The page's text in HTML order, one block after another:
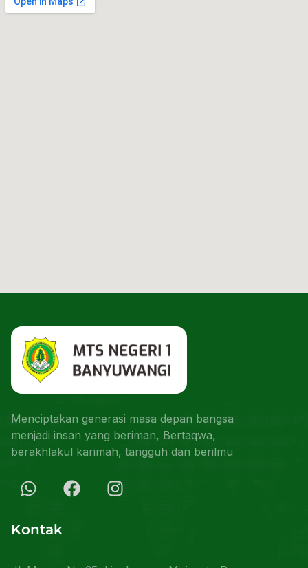
Menciptakan generasi masa depan bangsa
menjadi insan yang beriman, Bertaqwa,
berakhlakul karimah, tangguh dan berilmu
Kontak